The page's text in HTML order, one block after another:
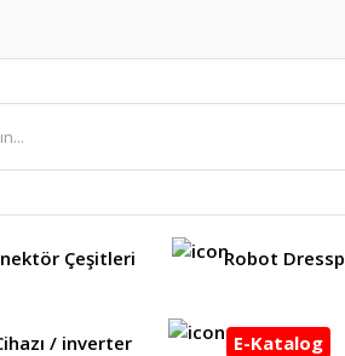
Çeşitleri Robot
/ inverter E-Katalog